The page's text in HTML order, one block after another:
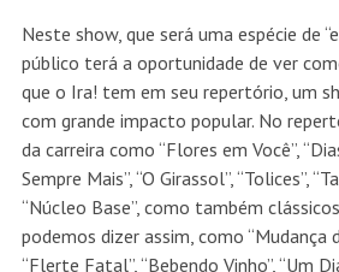
Neste show, que será uma espécie de
público terá a oportunidade de ver
que o Ira! tem em seu repertório, um
com grande impacto popular. No
da carreira como “Flores em Você”,
Sempre Mais”, “O Girassol”, “Tolices”,
“Núcleo Base”, como também
podemos dizer assim, como “Mudança
“Flerte Fatal”, “Bebendo Vinho”, “Um